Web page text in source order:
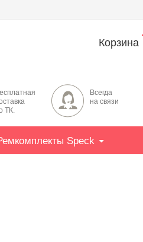
Корзина
ТК.
Всегда
на связи
Speck